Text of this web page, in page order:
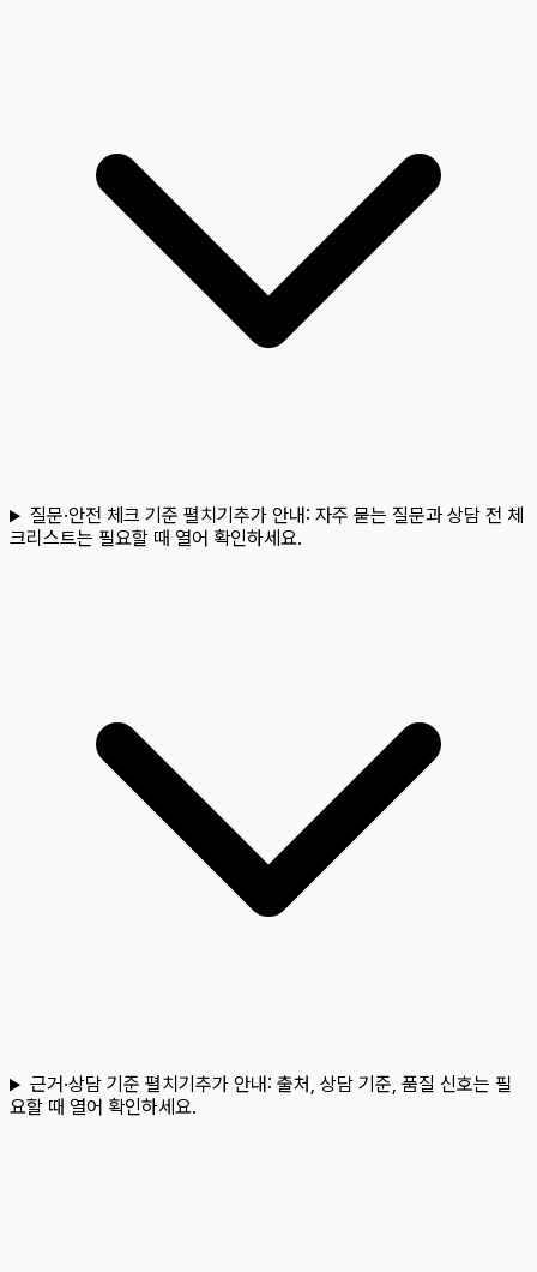
질문·안전 체크 기준 펼치기 추가 안내: 자주 묻는 질문과 상담 전 체
크리스트는 필요할 때 열어 확인하세요.
근거·상담 기준 펼치기 추가 안내: 출처, 상담 기준, 품질 신호는 필
요할 때 열어 확인하세요.